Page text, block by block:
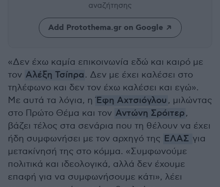
αναζήτησης
Add Protothema.gr on Google
«Δεν έχω καμία επικοινωνία εδώ και καιρό με
τον Αλέξη Τσίπρα. Δεν με έχει καλέσει στο
τηλέφωνο και δεν τον έχω καλέσει και εγώ».
Με αυτά τα λόγια, ηΈφη Αχτσιόγλου , μιλώντας
στο Πρώτο Θέμα και τον Αντώνη Σρόιτερ,
βάζει τέλος στα σενάρια που τη θέλουν να έχει
ήδη συμφωνήσει με τον αρχηγό της ΕΛΑΣ για
μετακίνησή της στο κόμμα. «Συμφωνούμε
πολιτικά και ιδεολογικά, αλλά δεν έχουμε
επαφή για να συμφωνήσουμε κάτι», λέει